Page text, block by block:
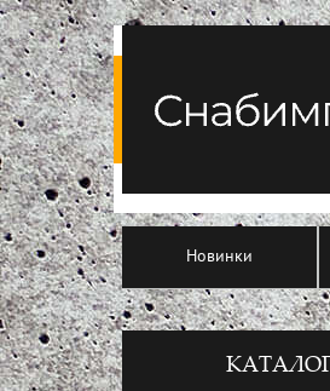
Новинки
КАТАЛОГ